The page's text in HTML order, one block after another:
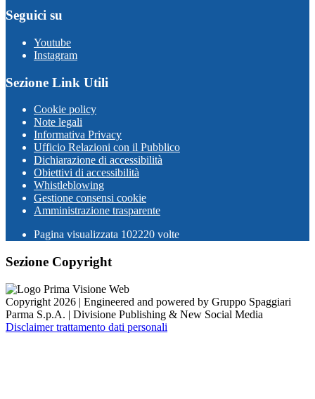
Seguici su
Youtube
Instagram
Sezione Link Utili
Cookie policy
Note legali
Informativa Privacy
Ufficio Relazioni con il Pubblico
Dichiarazione di accessibilità
Obiettivi di accessibilità
Whistleblowing
Gestione consensi cookie
Amministrazione trasparente
Pagina visualizzata 102220 volte
Sezione Copyright
Copyright 2026 | Engineered and powered by Gruppo Spaggiari
Parma S.p.A. | Divisione Publishing & New Social Media
Disclaimer trattamento dati personali